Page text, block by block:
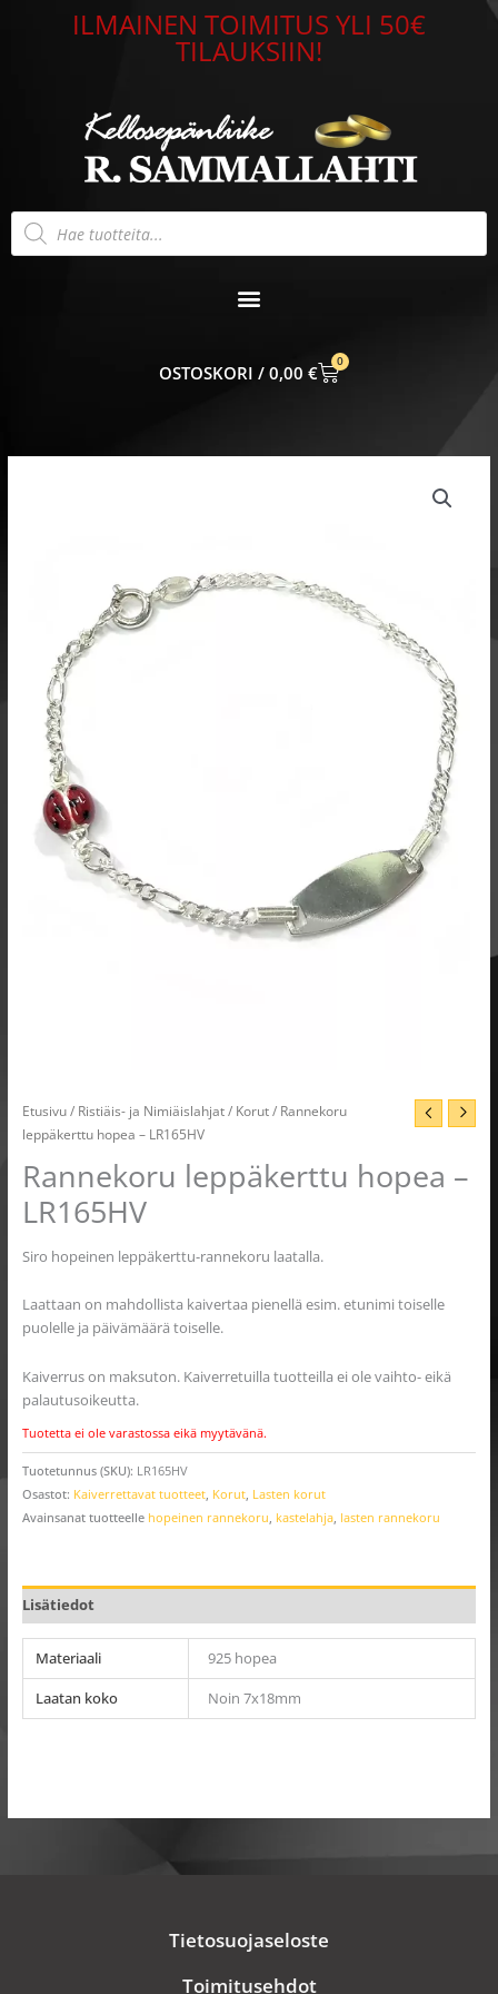
ILMAINEN TOIMITUS YLI 50€
TILAUKSIIN!
Products
search
0,00 €
0
CART
Etusivu/ Ristiäis- ja Nimiäislahjat/ Korut/ Rannekoru
leppäkerttu hopea – LR165HV
Rannekoru leppäkerttu hopea –
LR165HV
Siro hopeinen leppäkerttu-rannekoru laatalla.
Laattaan on mahdollista kaivertaa pienellä esim. etunimi toiselle
puolelle ja päivämäärä toiselle.
Kaiverrus on maksuton. Kaiverretuilla tuotteilla ei ole vaihto- eikä
palautusoikeutta.
Tuotetta ei ole varastossa eikä myytävänä.
Tuotetunnus (SKU): LR165HV
Osastot: Kaiverrettavat tuotteet, Korut, Lasten korut
Avainsanat tuotteelle hopeinen rannekoru, kastelahja, lasten rannekoru
Lisätiedot
Materiaali
925 hopea
Laatan koko
Noin 7x18mm
Tietosuojaseloste
Toimitusehdot